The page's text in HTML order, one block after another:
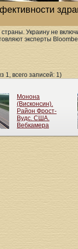
Украину не
эксперты
1, всего записей: 1)